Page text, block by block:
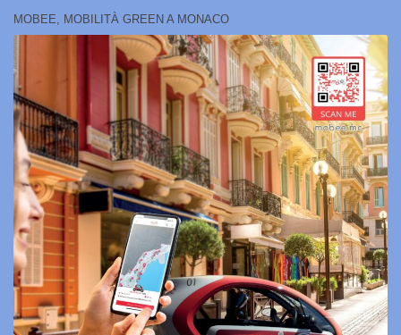
MOBEE, MOBILITÀ GREEN A MONACO